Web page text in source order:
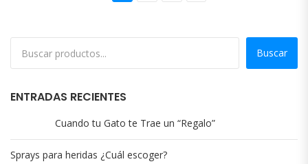
Buscar
ENTRADAS RECIENTES
Cuando tu Gato te Trae un “Regalo”
Sprays para heridas ¿Cuál escoger?